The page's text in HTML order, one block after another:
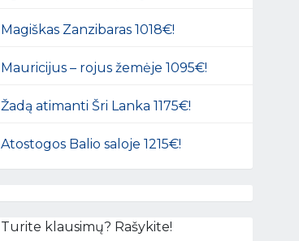
Magiškas Zanzibaras 1018€!
Mauricijus – rojus žemėje 1095€!
Žadą atimanti Šri Lanka 1175€!
Atostogos Balio saloje 1215€!
Turite klausimų? Rašykite!